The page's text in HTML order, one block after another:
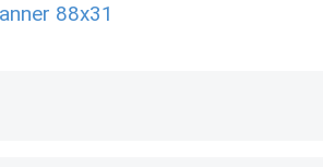
88x31